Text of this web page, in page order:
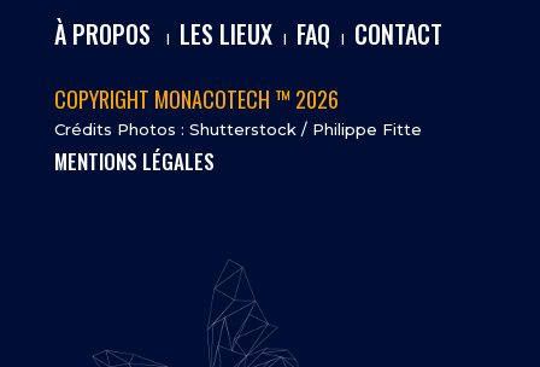
À PROPOS I LES LIEUXI FAQ I CONTACT
COPYRIGHT MONACOTECH ™ 2026
Crédits Photos : Shutterstock / Philippe Fitte
MENTIONS LÉGALES